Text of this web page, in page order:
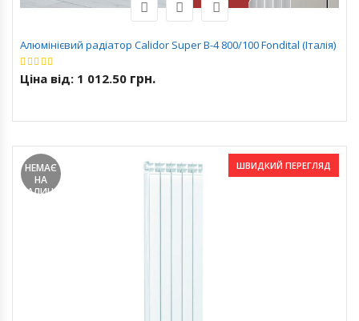
Алюмінієвий радіатор Calidor Super B-4 800/100 Fondital (Італія)
Ціна від: 1 012.50 грн.
НЕМАЄ
НА
ЗАЛИШКАХ
ШВИДКИЙ ПЕРЕГЛЯД